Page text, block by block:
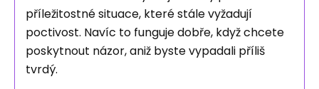
příležitostné situace, které stále vyžadují
poctivost. Navíc to funguje dobře, když chcete
poskytnout názor, aniž byste vypadali příliš
tvrdý.